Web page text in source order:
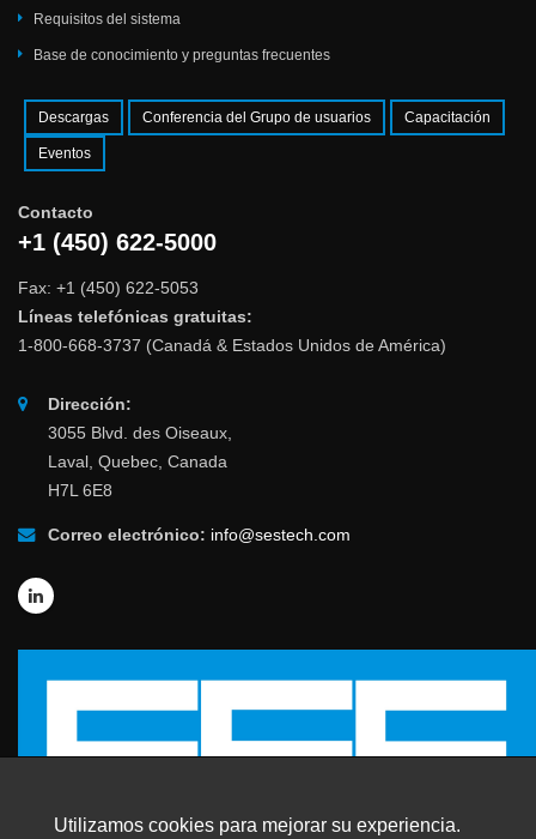
Requisitos del sistema
Base de conocimiento y preguntas frecuentes
Descargas Conferencia del Grupo de usuarios Capacitación
Eventos
Contacto
+1 (450) 622-5000
Fax: +1 (450) 622-5053
Líneas telefónicas gratuitas:
1-800-668-3737 (Canadá & Estados Unidos de América)
Dirección:
3055 Blvd. des Oiseaux,
Laval, Quebec, Canada
H7L 6E8
Correo electrónico: info@sestech.com
Utilizamos cookies para mejorar su experiencia.